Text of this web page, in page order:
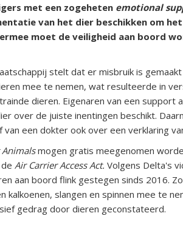
met een zogeheten emotional
van het dier beschikken om
moet de veiligheid aan boord
stelt dat er misbruik is
mee te nemen, wat resulteerde in
dieren. Eigenaren van een support
over de juiste inentingen beschikt.
een dokter ook over een verklaring
mogen gratis meegenomen
Air Carrier Access Act. Volgens Delta's
aan boord flink gestegen sinds 2016.
kalkoenen, slangen en spinnen mee te
gedrag door dieren geconstateerd.